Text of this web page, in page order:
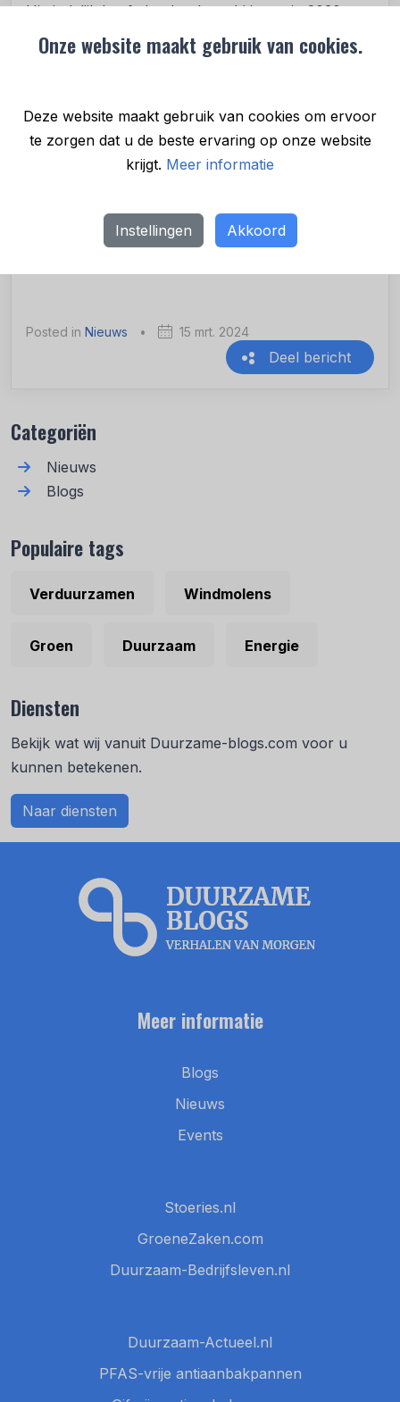
Onze website maakt gebruik van cookies.
Deze website maakt gebruik van cookies om ervoor
te zorgen dat u de beste ervaring op onze website
krijgt. Meer informatie
Instellingen Akkoord
Uiteindelijk heeft Jumbo de ambitie om in 2030
60% van haar assortiment te laten bestaan uit
plantaardige eiwitproducten en veertig procent uit
van de Gezondheidsraad. Zo wil Jumbo bijdragen
aan het verminderen van impact van
voedselconsumptie op mens, dier en natuur. “Maar
verduurzaming van de vleesketen samen met onze
ketenpartners,” besluit Van Veen tot slot."
Posted in Nieuws • 15 mrt. 2024
Deel bericht
Categoriën
Nieuws
Blogs
Populaire tags
Verduurzamen Windmolens
Groen Duurzaam Energie
Diensten
Bekijk wat wij vanuit Duurzame-blogs.com voor u
kunnen betekenen.
Naar diensten
Meer informatie
Blogs
Nieuws
Events
Stoeries.nl
GroeneZaken.com
Duurzaam-Bedrijfsleven.nl
Duurzaam-Actueel.nl
PFAS-vrije antiaanbakpannen